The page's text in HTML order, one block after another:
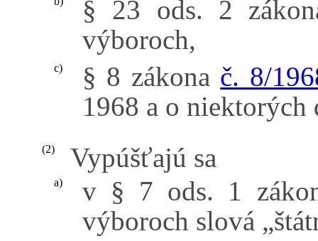
§ 23 ods. 2
výboroch,
c) § 8 zákona č. 8/
1968 a o
(2) Vypúšťajú sa
a)
v § 7 ods. 1
výboroch slová